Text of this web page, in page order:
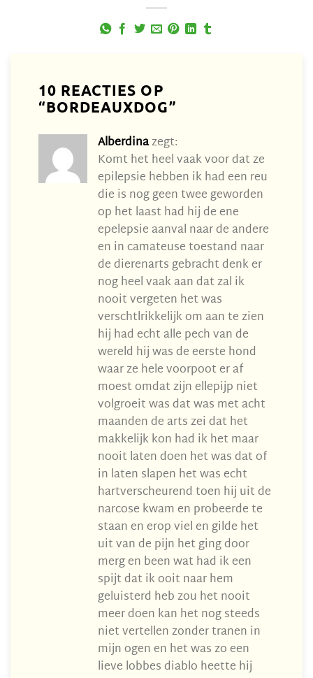
10 REACTIES OP
“BORDEAUXDOG”
Alberdinazegt:
Komt het heel vaak voor dat ze
epilepsie hebben ik had een reu
die is nog geen twee geworden
op het laast had hij de ene
epelepsie aanval naar de andere
en in camateuse toestand naar
de dierenarts gebracht denk er
nog heel vaak aan dat zal ik
nooit vergeten het was
verschtlrikkelijk om aan te zien
hij had echt alle pech van de
wereld hij was de eerste hond
waar ze hele voorpoot er af
moest omdat zijn ellepijp niet
volgroeit was dat was met acht
maanden de arts zei dat het
makkelijk kon had ik het maar
nooit laten doen het was dat of
in laten slapen het was echt
hartverscheurend toen hij uit de
narcose kwam en probeerde te
staan en erop viel en gilde het
uit van de pijn het ging door
merg en been wat had ik een
spijt dat ik ooit naar hem
geluisterd heb zou het nooit
meer doen kan het nog steeds
niet vertellen zonder tranen in
mijn ogen en het was zo een
lieve lobbes diablo heette hij